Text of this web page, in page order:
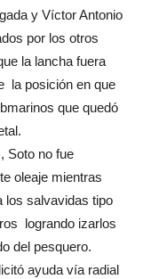
y Víctor Antonio
por los otros
la lancha fuera
la posición en que
que quedó
Soto no fue
oleaje mientras
los salvavidas tipo
logrando izarlos
del pesquero.
ayuda vía radial